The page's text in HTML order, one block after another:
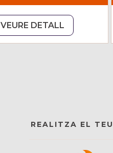
VEURE DETALL
REALITZA EL